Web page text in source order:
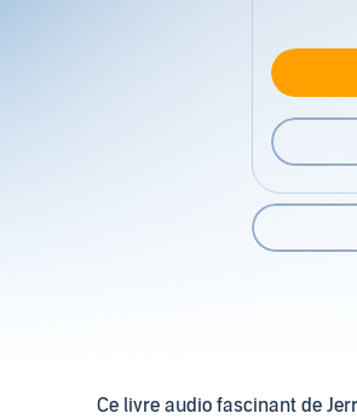
Ce livre audio fascinant de